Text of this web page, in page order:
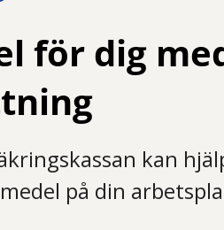
för dig
kan
på din